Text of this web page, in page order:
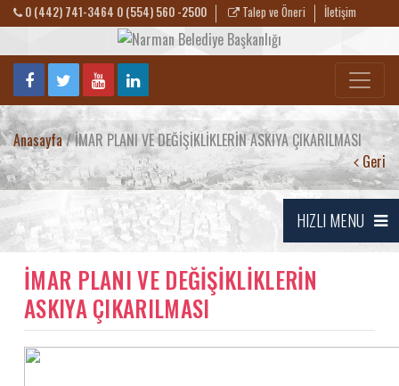
0 (442) 741-3464 0 (554) 560 -2500 Talep ve Öneri İletişim
Anasayfa/ İMAR PLANI VE DEĞİŞİKLİKLERİN ASKIYA ÇIKARILMASI
Geri
HIZLI MENU
İMAR PLANI VE DEĞİŞİKLİKLERİN
ASKIYA ÇIKARILMASI